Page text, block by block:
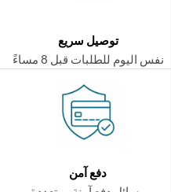
توصيل سريع
اليوم للطلبات قبل 8 مساءً
دفع آمن